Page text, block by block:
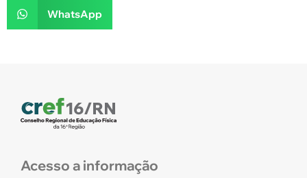
WhatsApp
Acesso a informação